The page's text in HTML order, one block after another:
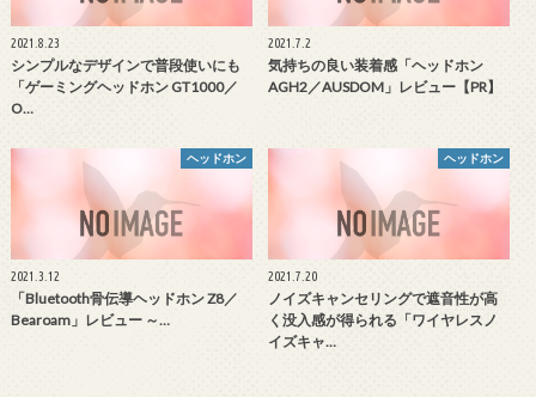
2021.8.23
シンプルなデザインで普段使いにも
「ゲーミングヘッドホン GT1000／
O…
2021.7.2
気持ちの良い装着感「ヘッドホン
AGH2／AUSDOM」レビュー【PR】
ヘッドホン
2021.3.12
「Bluetooth骨伝導ヘッドホン Z8／
Bearoam」レビュー ～…
ヘッドホン
2021.7.20
ノイズキャンセリングで遮音性が高
く没入感が得られる「ワイヤレスノ
イズキャ…